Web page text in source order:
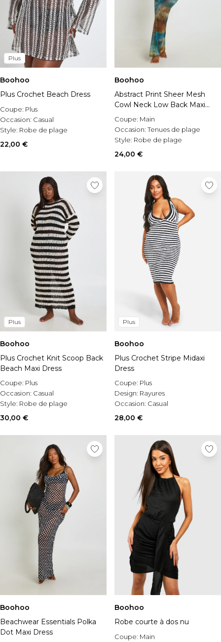
Plus
Boohoo
Plus Crochet Beach Dress
Coupe: Plus
Occasion: Casual
Style: Robe de plage
22,00 €
Boohoo
Abstract Print Sheer Mesh
Cowl Neck Low Back Maxi
Beach Dress
Coupe: Main
Occasion:Tenues de plage
Style: Robe de plage
24,00 €
Plus
Boohoo
Plus Crochet Knit Scoop Back
Beach Maxi Dress
Coupe: Plus
Occasion: Casual
Style: Robe de plage
30,00 €
Plus
Boohoo
Plus Crochet Stripe Midaxi
Dress
Coupe: Plus
Design: Rayures
Occasion: Casual
28,00 €
Boohoo
Beachwear Essentials Polka
Dot Maxi Dress
Boohoo
Robe courte à dos nu
Coupe: Main